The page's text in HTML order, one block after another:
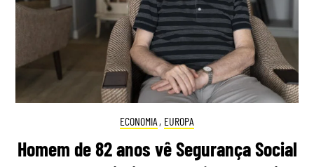
ECONOMIA , EUROPA
Homem de 82 anos vê Segurança Social